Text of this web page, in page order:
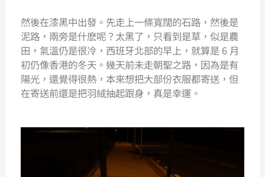
然後在漆黑中出發。先走上一條寬闊的石路，然後是
泥路，兩旁是什麽呢？太黑了，只看到是草，似是農
田，氣溫仍是很冷，西班牙北部的早上，就算是 6 月
初仍像香港的冬天。幾天前未走朝聖之路，因為是有
陽光，還覺得很熱，本來想把大部份衣服都寄送，但
在寄送前還是把羽絨抽起跟身，真是幸運。